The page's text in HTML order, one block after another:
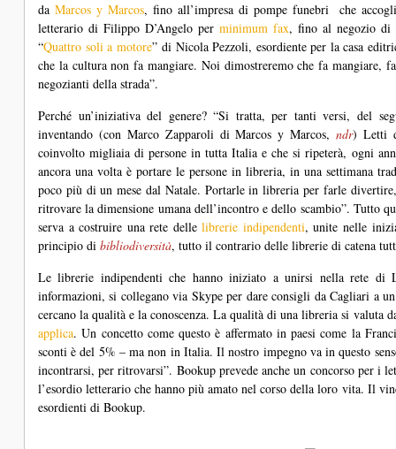
da Marcos y Marcos, fino all’impresa di pompe funebri che
letterario di Filippo D’Angelo per minimum fax, fino al negozio di
“Quattro soli a motore” di Nicola Pezzoli, esordiente per la casa
che la cultura non fa mangiare. Noi dimostreremo che fa mangiare,
negozianti della strada”.
Perché un’iniziativa del genere? “Si tratta, per tanti versi, del
inventando (con Marco Zapparoli di Marcos y Marcos,ndr) Letti
coinvolto migliaia di persone in tutta Italia e che si ripeterà, ogni
ancora una volta è portare le persone in libreria, in una settimana
poco più di un mese dal Natale. Portarle in libreria per farle
ritrovare la dimensione umana dell’incontro e dello scambio”. Tutto
serva a costruire una rete dellelibrerie indipendenti, unite nelle
principio di bibliodiversità, tutto il contrario delle librerie di catena
Le librerie indipendenti che hanno iniziato a unirsi nella rete
informazioni, si collegano via Skype per dare consigli da Cagliari a
cercano la qualità e la conoscenza. La qualità di una libreria si valuta
applica. Un concetto come questo è affermato in paesi come la
sconti è del 5% – ma non in Italia. Il nostro impegno va in questo
incontrarsi, per ritrovarsi”. Bookup prevede anche un concorso per i
l’esordio letterario che hanno più amato nel corso della loro vita. Il
esordienti di Bookup.